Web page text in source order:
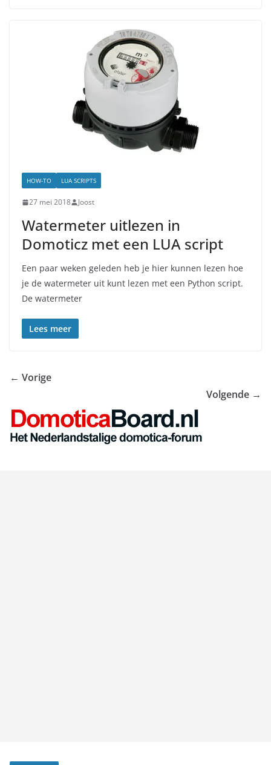
HOW-TO LUA SCRIPTS
27 mei 2018 Joost
Watermeter uitlezen in
Domoticz met een LUA script
Een paar weken geleden heb je hier kunnen lezen hoe
je de watermeter uit kunt lezen met een Python script.
De watermeter
Lees meer
← Vorige
Volgende →